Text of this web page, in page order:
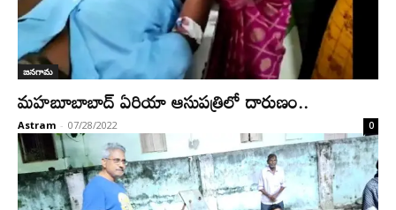
జనగామ
మహబూబాబాద్ ఏరియా ఆసుపత్రిలో దారుణం..
Astram - 07/28/2022 0